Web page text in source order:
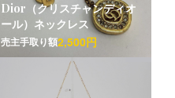
Dior（クリスチャンディオ
ール）ネックレス
売主手取り額2,500円